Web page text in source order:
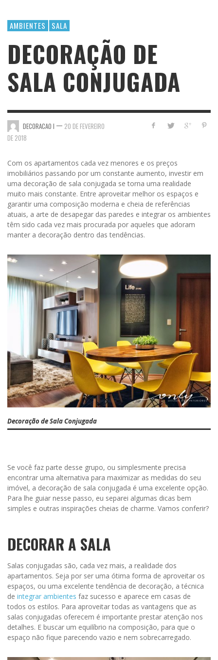
AMBIENTES SALA
DECORAÇÃO DE
SALA CONJUGADA
DECORACAO I — 20 DE FEVEREIRO
DE 2018
Com os apartamentos cada vez menores e os preços
imobiliários passando por um constante aumento, investir em
uma decoração de sala conjugada se torna uma realidade
muito mais constante. Entre aproveitar melhor os espaços e
garantir uma composição moderna e cheia de referências
atuais, a arte de desapegar das paredes e integrar os ambientes
têm sido cada vez mais procurada por aqueles que adoram
manter a decoração dentro das tendências.
Decoração de Sala Conjugada
Se você faz parte desse grupo, ou simplesmente precisa
encontrar uma alternativa para maximizar as medidas do seu
imóvel, a decoração de sala conjugada é uma excelente opção.
Para lhe guiar nesse passo, eu separei algumas dicas bem
simples e outras inspirações cheias de charme. Vamos conferir?
DECORAR A SALA
Salas conjugadas são, cada vez mais, a realidade dos
apartamentos. Seja por ser uma ótima forma de aproveitar os
espaços, ou uma excelente tendência de decoração, a técnica
de integrar ambientes faz sucesso e aparece em casas de
todos os estilos. Para aproveitar todas as vantagens que as
salas conjugadas oferecem é importante prestar atenção nos
detalhes. E buscar um equilíbrio na composição, para que o
espaço não fique parecendo vazio e nem sobrecarregado.